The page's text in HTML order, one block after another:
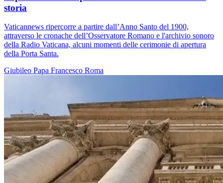
storia
Vaticannews ripercorre a partire dall’Anno Santo del 1900,
attraverso le cronache dell’Osservatore Romano e l'archivio sonoro
della Radio Vaticana, alcuni momenti delle cerimonie di apertura
della Porta Santa.
Giubileo Papa Francesco Roma